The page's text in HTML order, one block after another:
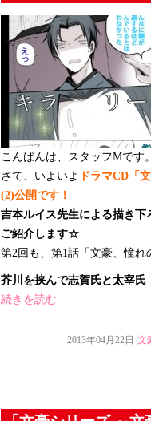
こんばんは、スタッフMです
さて、いよいよ ドラマCD「
(2)公開です！
吉本ルイス先生による描き
ご紹介します☆
第2回も、第1話「文豪、憧
芥川を挟んで志賀氏と太宰
続きを読む
2013年04月22日 文